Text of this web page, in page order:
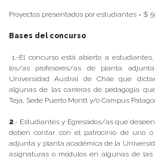
Proyectos presentados por estudiantes = $
Bases del concurso
1.-El concurso está abierto a
los/as profesores/as de planta
Universidad Austral de Chile que
algunas de las carreras de pedagogía
Teja, Sede Puerto Montt y/o Campus
2.- Estudiantes y Egresados/as que
deben contar con el patrocinio de uno
adjunta y planta académica de la
asignaturas o módulos en algunas de